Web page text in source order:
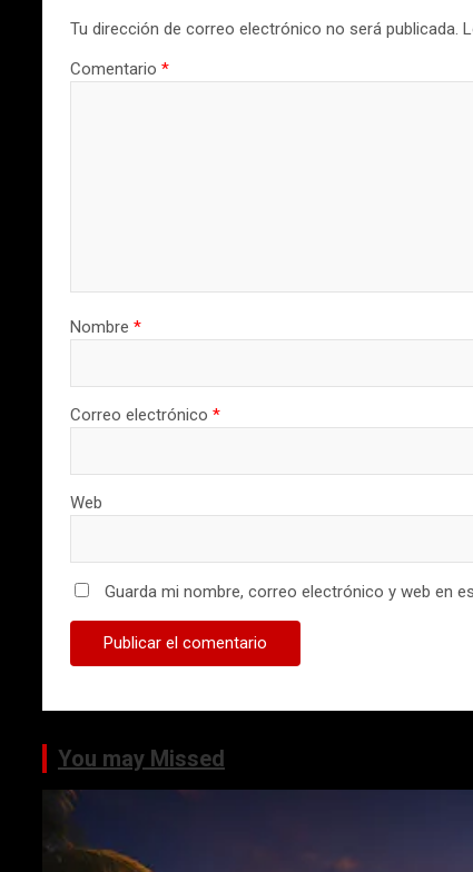
Tu dirección de correo electrónico no será publicada.
Comentario *
Nombre *
Correo electrónico *
Web
Guarda mi nombre, correo electrónico y web en
You may Missed